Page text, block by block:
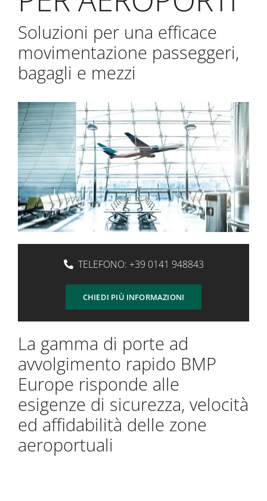
Soluzioni per una efficace
movimentazione passeggeri,
bagagli e mezzi
TELEFONO: +39 0141 948843
CHIEDI PIÙ INFORMAZIONI
La gamma di porte ad
avvolgimento rapido BMP
Europe risponde alle
esigenze di sicurezza, velocità
ed affidabilità delle zone
aeroportuali